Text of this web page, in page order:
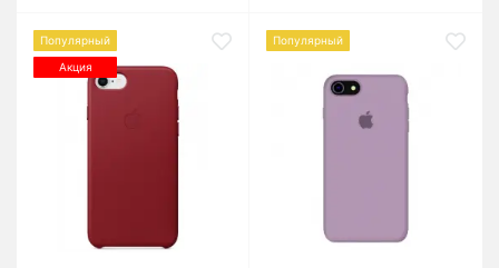
Популярный
Акция
Популярный